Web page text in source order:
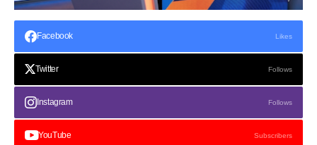
Facebook Likes
Twitter Follows
Instagram Follows
YouTube Subscribers